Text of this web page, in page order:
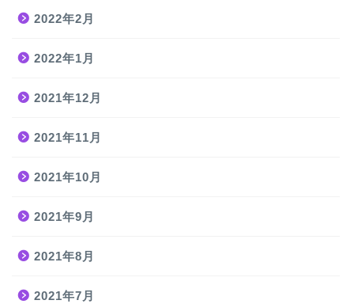
2022年2月
2022年1月
2021年12月
2021年11月
2021年10月
2021年9月
2021年8月
2021年7月